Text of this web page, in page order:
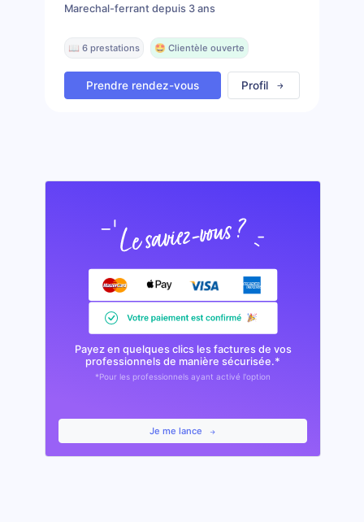
Marechal-ferrant depuis 3 ans
📖 6 prestations 🤩 Clientèle ouverte
Prendre rendez-vous Profil
Payez en quelques clics les factures de vos
professionnels de manière sécurisée.*
*Pour les professionnels ayant activé l'option
Je me lance